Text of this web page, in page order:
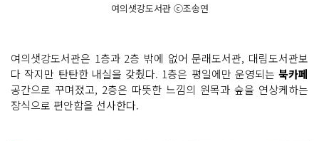
여의샛강도서관 ⓒ조송연
여의샛강도서관은 1층과 2층 밖에 없어 문래도서관, 대림도서관보
다 작지만 탄탄한 내실을 갖췄다. 1층은 평일에만 운영되는 북카페
공간으로 꾸며졌고, 2층은 따뜻한 느낌의 원목과 숲을 연상케하는
장식으로 편안함을 선사한다.